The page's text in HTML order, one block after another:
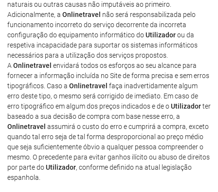
naturais ou outras causas não imputáveis ao primeiro.
Adicionalmente, a Onlinetravel não será responsabilizada pelo
funcionamento incorreto do serviço decorrente da incorreta
configuração do equipamento informático doUtilizadorou da
respetiva incapacidade para suportar os sistemas informáticos
necessários para a utilização dos serviços propostos.
AOnlinetravel envidará todos os esforços ao seu alcance para
fornecer a informação incluída no Site de forma precisa e sem erros
tipográficos. Caso a Onlinetravel faça inadvertidamente algum
erro deste tipo, o mesmo será corrigido de imediato. Em caso de
erro tipográfico em algum dos preços indicados e de oUtilizadorter
baseado a sua decisão de compra com base nesse erro, a
Onlinetravel assumirá o custo do erro e cumprirá a compra, exceto
quando tal erro seja de tal forma desproporcional ao preço médio
que seja suficientemente óbvio a qualquer pessoa compreender o
mesmo. O precedente para evitar ganhos ilícito ou abuso de direitos
por parte doUtilizador, conforme definido na atual legislação
espanhola.